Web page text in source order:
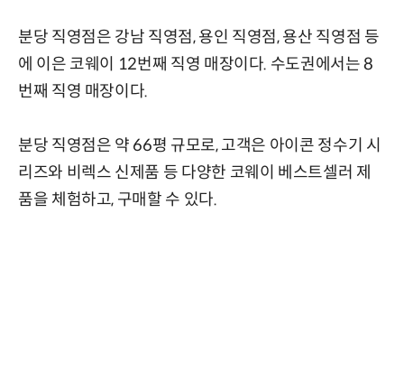
분당 직영점은 강남 직영점, 용인 직영점, 용산 직영점 등
에 이은 코웨이 12번째 직영 매장이다. 수도권에서는 8
번째 직영 매장이다.
분당 직영점은 약 66평 규모로, 고객은 아이콘 정수기 시
리즈와 비렉스 신제품 등 다양한 코웨이 베스트셀러 제
품을 체험하고, 구매할 수 있다.